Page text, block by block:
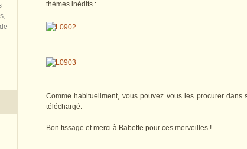
thèmes inédits :
Comme habituellment, vous pouvez vous les procurer dans
téléchargé.
Bon tissage et merci à Babette pour ces merveilles !